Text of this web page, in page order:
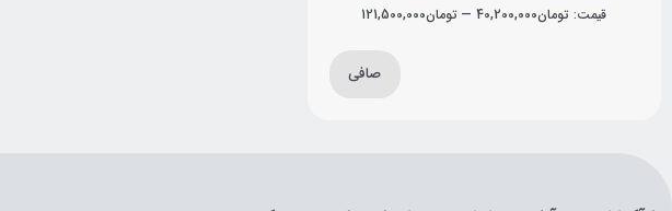
صافی
قيمت: تومان40,200,000 — تومان121,500,000